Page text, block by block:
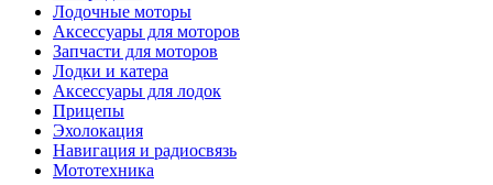
Лодочные моторы
Аксессуары для моторов
Запчасти для моторов
Лодки и катера
Аксессуары для лодок
Прицепы
Эхолокация
Навигация и радиосвязь
Мототехника